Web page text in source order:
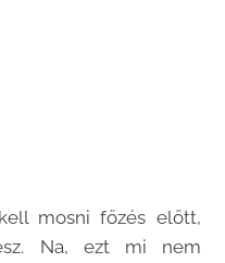
mosni főzés előtt,
Na, ezt mi nem